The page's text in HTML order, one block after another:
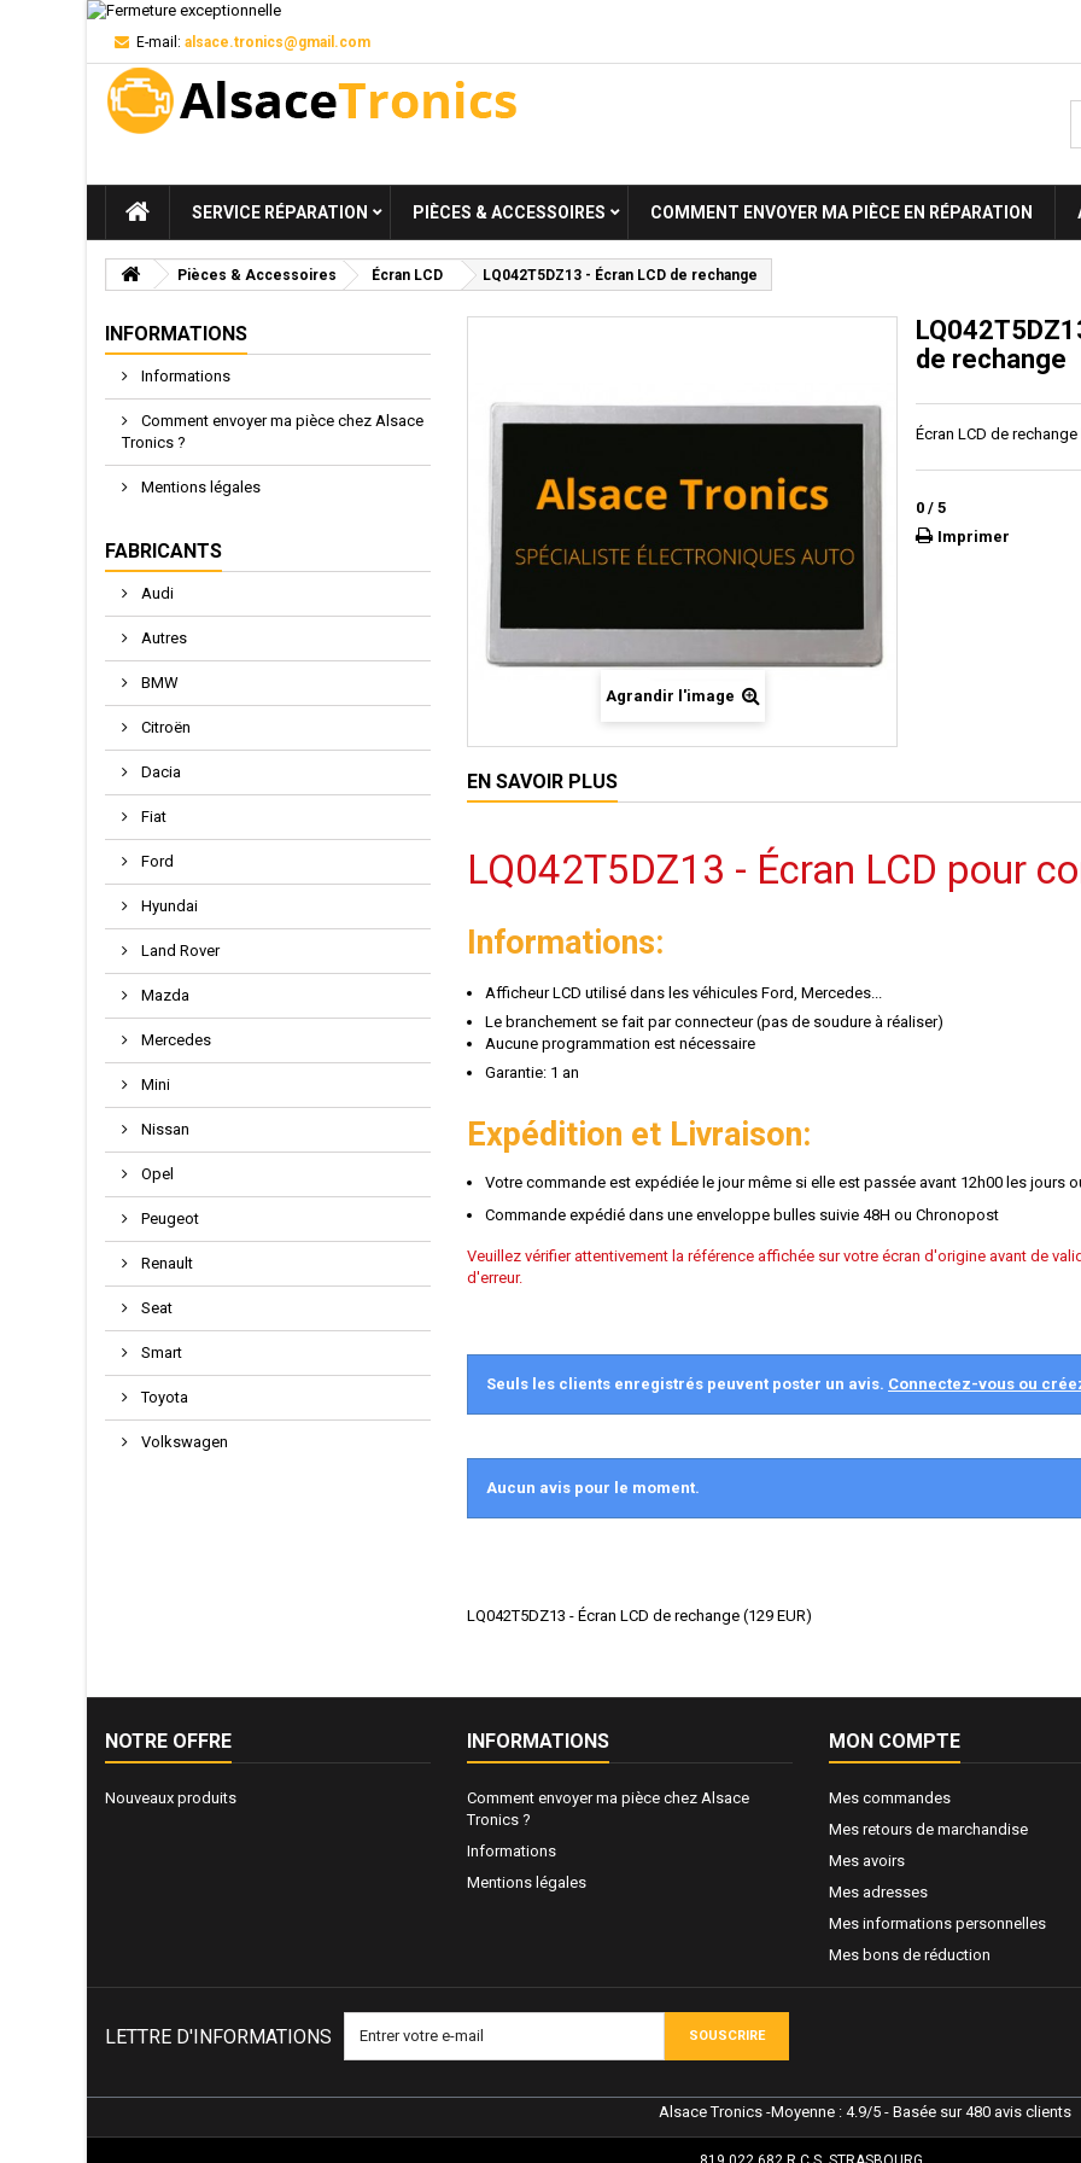
E-mail: alsace.tronics@gmail.com
SERVICE RÉPARATION PIÈCES & ACCESSOIRES COMMENT ENVOYER MA PIÈCE EN RÉPARATION
Pièces & Accessoires Écran LCD LQ042T5DZ13 - Écran LCD de rechange
INFORMATIONS
Informations
Comment envoyer ma pièce chez Alsace
Tronics ?
Mentions légales
FABRICANTS
Audi
Autres
BMW
Citroën
Dacia
Fiat
Ford
Hyundai
Land Rover
Mazda
Mercedes
Mini
Nissan
Opel
Peugeot
Renault
Seat
Smart
Toyota
Volkswagen
Agrandir l'image
de rechange
Écran LCD de
0 / 5
Imprimer
EN SAVOIR PLUS
LQ042T5DZ13 - Écran LCD pour
Informations:
Afficheur LCD utilisé dans les véhicules Ford, Mercedes...
Le branchement se fait par connecteur (pas de soudure à réaliser)
Aucune programmation est nécessaire
Garantie: 1 an
Expédition et Livraison:
Votre commande est expédiée le jour même si elle est passée avant 12h00 les jours
Commande expédié dans une enveloppe bulles suivie 48H ou Chronopost
Veuillez vérifier attentivement la référence affichée sur votre écran d'origine avant de
d'erreur.
Seuls les clients enregistrés peuvent poster un avis. Connectez-vous ou
Aucun avis pour le moment.
LQ042T5DZ13 - Écran LCD de rechange (129 EUR)
NOTRE OFFRE
Nouveaux produits
INFORMATIONS
Comment envoyer ma pièce chez Alsace
Tronics ?
Informations
Mentions légales
MON COMPTE
Mes commandes
Mes retours de marchandise
Mes avoirs
Mes adresses
Mes informations personnelles
Mes bons de réduction
LETTRE D'INFORMATIONS SOUSCRIRE
Alsace Tronics -Moyenne : 4.9/5 - Basée sur480 avis clients